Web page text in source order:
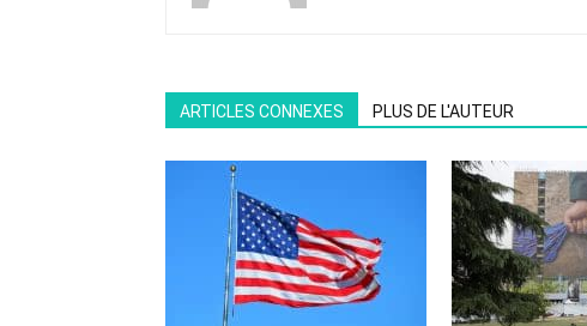
ARTICLES CONNEXES PLUS DE L'AUTEUR